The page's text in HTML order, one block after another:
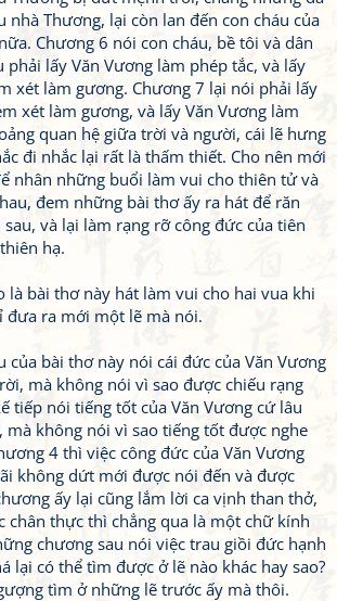
nhà Thương, lại còn lan đến con cháu của
Chương 6 nói con cháu, bề tôi và dân
phải lấy Văn Vương làm phép tắc, và lấy
xét làm gương. Chương 7 lại nói phải lấy
xét làm gương, và lấy Văn Vương làm
quan hệ giữa trời và người, cái lẽ hưng
đi nhắc lại rất là thấm thiết. Cho nên mới
nhân những buổi làm vui cho thiên tử và
đem những bài thơ ấy ra hát để răn
và lại làm rạng rỡ công đức của tiên
hạ.
là bài thơ này hát làm vui cho hai vua khi
đưa ra mới một lẽ mà nói.
của bài thơ này nói cái đức của Văn Vương
mà không nói vì sao được chiếu rạng
tiếp nói tiếng tốt của Văn Vương cứ lâu
không nói vì sao tiếng tốt được nghe
4 thì việc công đức của Văn Vương
không dứt mới được nói đến và được
ấy lại cũng lắm lời ca vịnh than thở,
chân thực thì chẳng qua là một chữ kính
chương sau nói việc trau giồi đức hạnh
lại có thể tìm được ở lẽ nào khác hay sao?
tìm ở những lẽ trước ấy mà thôi.